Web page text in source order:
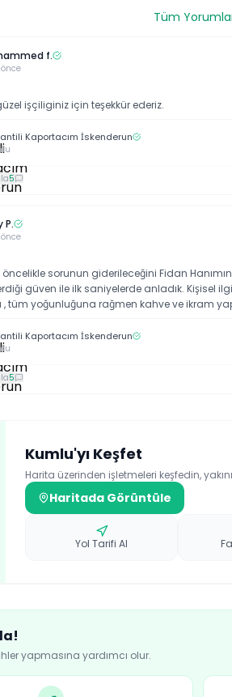
Tüm
f.
işçiliginiz için teşekkür ederiz.
Kaportacım İskenderun
5
P.
öncelikle sorunun giderileceğini Fidan
güven ile ilk saniyelerde anladık. Kişisel
, tüm yoğunluğuna rağmen kahve ve ikram
gösterdiğinizi anlatıyor. İşini bilen bilinçli
başına geçirince başarınve güzel sonuçlar
edildi tam söylendiği günde teslime dildi,
arabamız. Güveniniz ve odağınız için çok
Kaportacım İskenderun
5
Kumlu'yı Keşfet
Harita üzerinden işletmeleri keşfedin,
Haritada Görüntüle
Yol Tarifi Al
yapmasına yardımcı olur.